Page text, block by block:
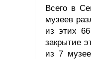
Всего в
музеев
из этих
закрытие
из 7